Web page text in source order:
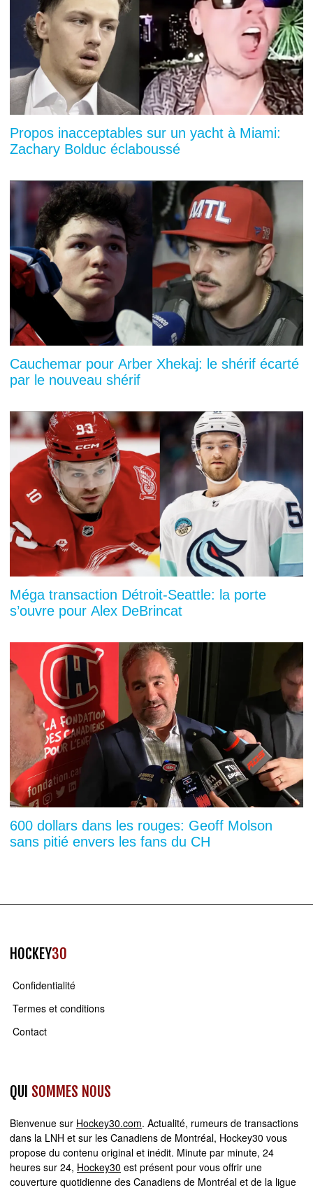
Propos inacceptables sur un yacht à Miami:
Zachary Bolduc éclaboussé
Cauchemar pour Arber Xhekaj: le shérif écarté
par le nouveau shérif
Méga transaction Détroit-Seattle: la porte
s’ouvre pour Alex DeBrincat
600 dollars dans les rouges: Geoff Molson
sans pitié envers les fans du CH
HOCKEY30
Confidentialité
Termes et conditions
Contact
QUI SOMMES NOUS
Bienvenue sur Hockey30.com. Actualité, rumeurs de transactions
dans la LNH et sur les Canadiens de Montréal, Hockey30 vous
propose du contenu original et inédit. Minute par minute, 24
heures sur 24, Hockey30 est présent pour vous offrir une
couverture quotidienne des Canadiens de Montréal et de la ligue